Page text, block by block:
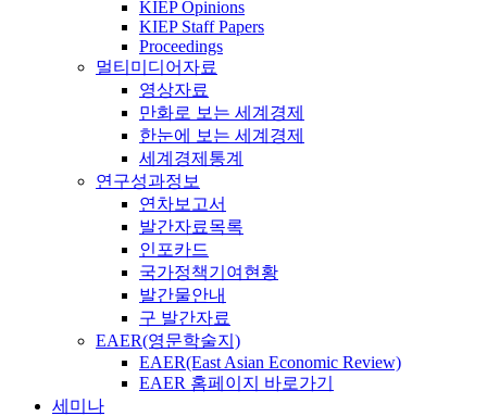
KIEP Opinions
KIEP Staff Papers
Proceedings
멀티미디어자료
영상자료
만화로 보는 세계경제
한눈에 보는 세계경제
세계경제통계
연구성과정보
연차보고서
발간자료목록
인포카드
국가정책기여현황
발간물안내
구 발간자료
EAER(영문학술지)
EAER(East Asian Economic Review)
EAER 홈페이지 바로가기
세미나